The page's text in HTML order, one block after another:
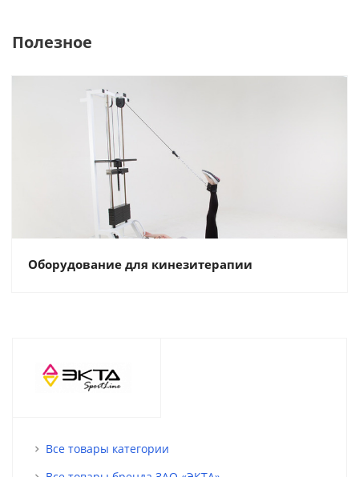
Полезное
Оборудование для кинезитерапии
Все товары категории